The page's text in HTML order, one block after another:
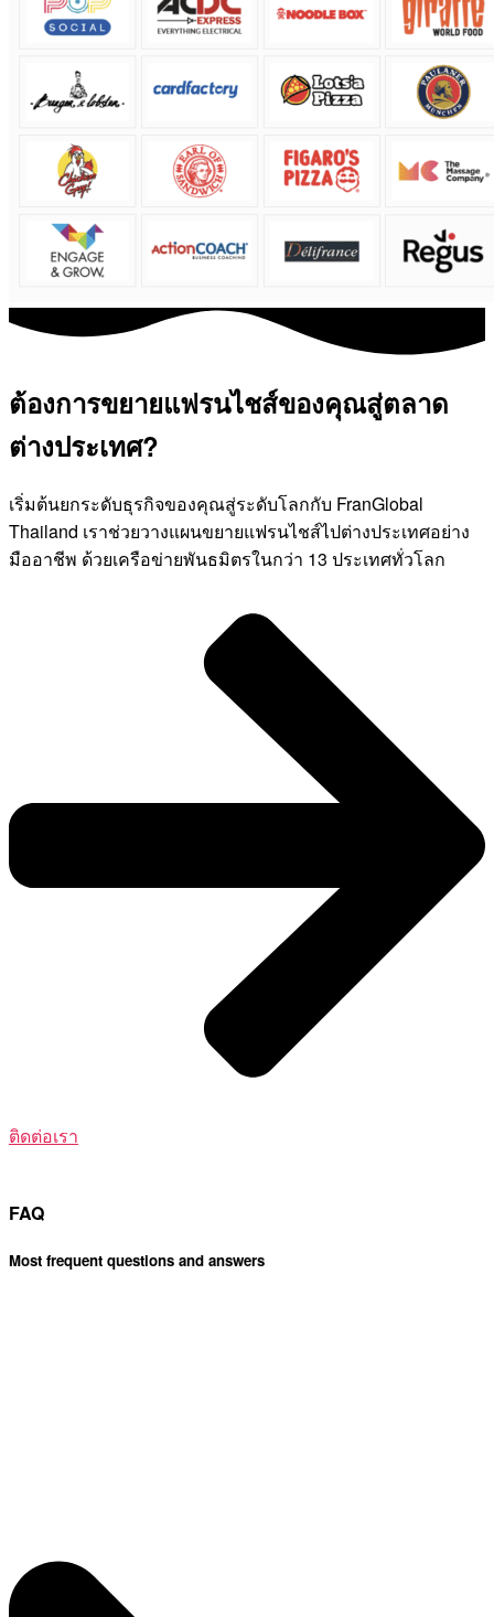
ต้องการขยายแฟรนไชส์ของคุณสู่ตลาด
ต่างประเทศ?
เริ่มต้นยกระดับธุรกิจของคุณสู่ระดับโลกกับ FranGlobal
Thailand เราช่วยวางแผนขยายแฟรนไชส์ไปต่างประเทศอย่าง
มืออาชีพ ด้วยเครือข่ายพันธมิตรในกว่า 13 ประเทศทั่วโลก
ติดต่อเรา
FAQ
Most frequent questions and answers